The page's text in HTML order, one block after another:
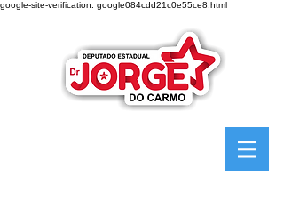
google-site-verification: google084cdd21c0e55ce8.html